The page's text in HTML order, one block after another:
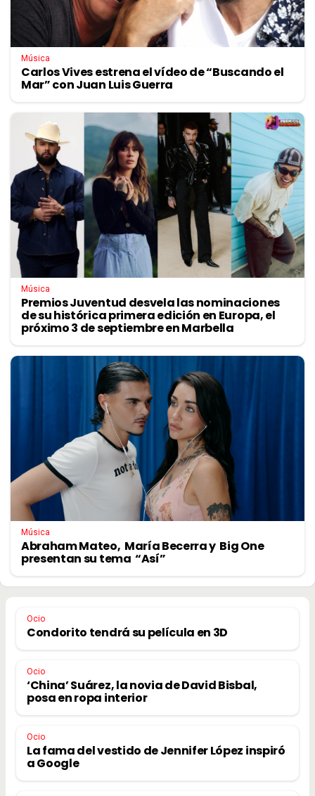
Música
Carlos Vives estrena el vídeo de “Buscando el
Mar” con Juan Luis Guerra
Música
Premios Juventud desvela las nominaciones
de su histórica primera edición en Europa, el
próximo 3 de septiembre en Marbella
Música
Abraham Mateo, María Becerra y Big One
presentan su tema “Así”
Ocio
Condorito tendrá su película en 3D
Ocio
‘China’ Suárez, la novia de David Bisbal,
posa en ropa interior
Ocio
La fama del vestido de Jennifer López inspiró
a Google